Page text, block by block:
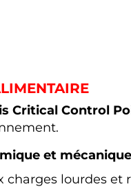
Critical Control
et mécanique
charges lourdes et